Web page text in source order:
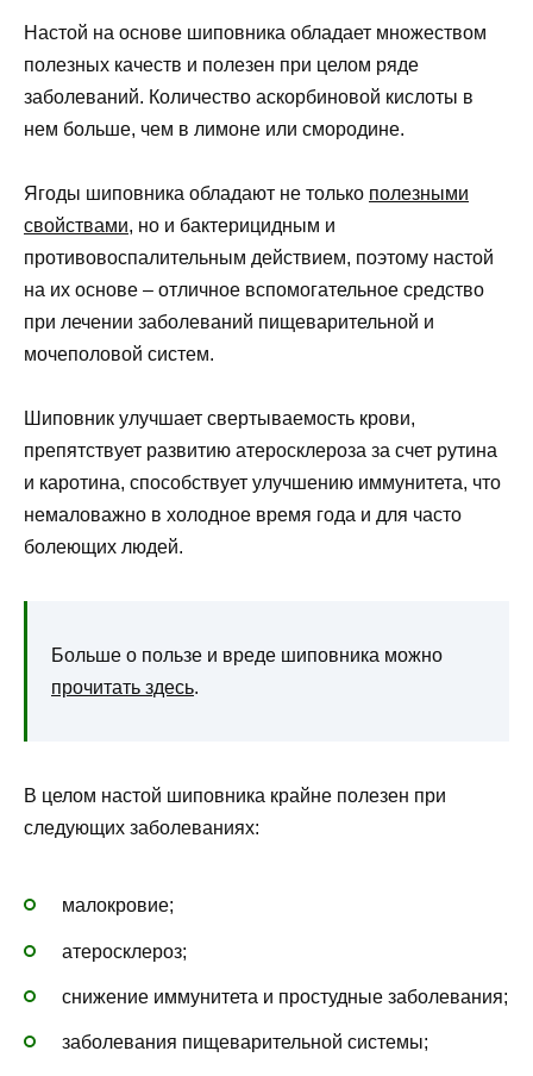
Настой на основе шиповника обладает множеством
полезных качеств и полезен при целом ряде
заболеваний. Количество аскорбиновой кислоты в
нем больше, чем в лимоне или смородине.
Ягоды шиповника обладают не только полезными
свойствами, но и бактерицидным и
противовоспалительным действием, поэтому настой
на их основе – отличное вспомогательное средство
при лечении заболеваний пищеварительной и
мочеполовой систем.
Шиповник улучшает свертываемость крови,
препятствует развитию атеросклероза за счет рутина
и каротина, способствует улучшению иммунитета, что
немаловажно в холодное время года и для часто
болеющих людей.
Больше о пользе и вреде шиповника можно
прочитать здесь.
В целом настой шиповника крайне полезен при
следующих заболеваниях:
малокровие;
атеросклероз;
снижение иммунитета и простудные заболевания;
заболевания пищеварительной системы;